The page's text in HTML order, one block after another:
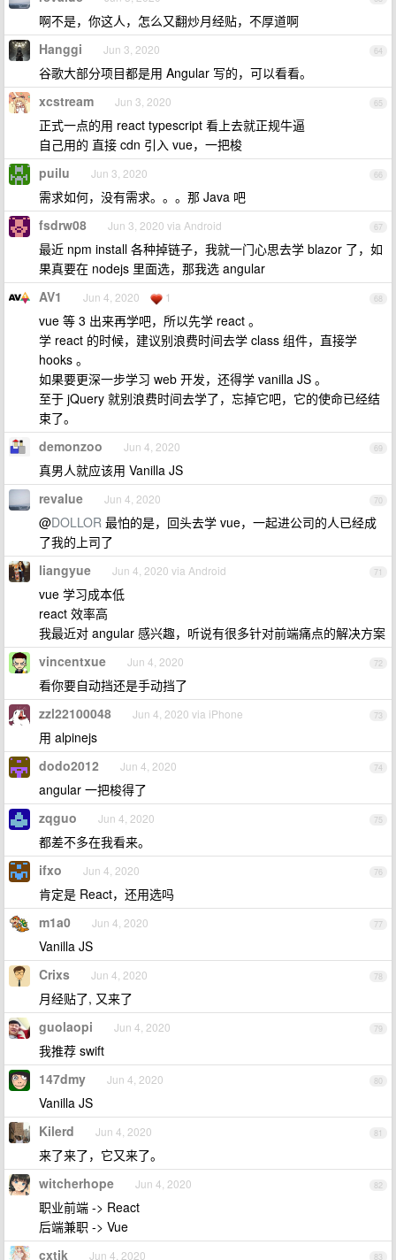
啊不是，你这人，怎么又翻炒月经贴，不厚道啊
64
Hanggi Jun 3, 2020
谷歌大部分项目都是用 Angular 写的，可以看看。
65
xcstream Jun 3, 2020
正式一点的用 react typescript 看上去就正规牛逼
自己用的 直接 cdn 引入 vue，一把梭
66
puilu Jun 3, 2020
需求如何，没有需求。。。那 Java 吧
67
fsdrw08 Jun 3, 2020 via Android
最近 npm install 各种掉链子，我就一门心思去学 blazor 了，如
果真要在 nodejs 里面选，那我选 angular
68
AV1 Jun 4, 2020 1
vue 等 3 出来再学吧，所以先学 react 。
学 react 的时候，建议别浪费时间去学 class 组件，直接学
hooks 。
如果要更深一步学习 web 开发，还得学 vanilla JS 。
至于 jQuery 就别浪费时间去学了，忘掉它吧，它的使命已经结
束了。
69
demonzoo Jun 4, 2020
真男人就应该用 Vanilla JS
70
revalue Jun 4, 2020
@DOLLOR 最怕的是，回头去学 vue，一起进公司的人已经成
了我的上司了
71
liangyue Jun 4, 2020 via Android
vue 学习成本低
react 效率高
我最近对 angular 感兴趣，听说有很多针对前端痛点的解决方案
72
vincentxue Jun 4, 2020
看你要自动挡还是手动挡了
73
zzl22100048 Jun 4, 2020 via iPhone
用 alpinejs
74
dodo2012 Jun 4, 2020
angular 一把梭得了
75
zqguo Jun 4, 2020
都差不多在我看来。
76
ifxo Jun 4, 2020
肯定是 React，还用选吗
77
m1a0 Jun 4, 2020
Vanilla JS
78
Crixs Jun 4, 2020
月经贴了, 又来了
79
guolaopi Jun 4, 2020
我推荐 swift
80
147dmy Jun 4, 2020
Vanilla JS
81
Kilerd Jun 4, 2020
来了来了，它又来了。
82
witcherhope Jun 4, 2020
职业前端 -> React
后端兼职 -> Vue
83
cxtjk Jun 4, 2020